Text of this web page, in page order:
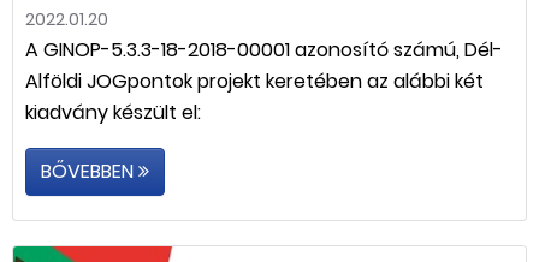
2022.01.20
A GINOP-5.3.3-18-2018-00001 azonosító számú, Dél-
Alföldi JOGpontok projekt keretében az alábbi két
kiadvány készült el:
BŐVEBBEN